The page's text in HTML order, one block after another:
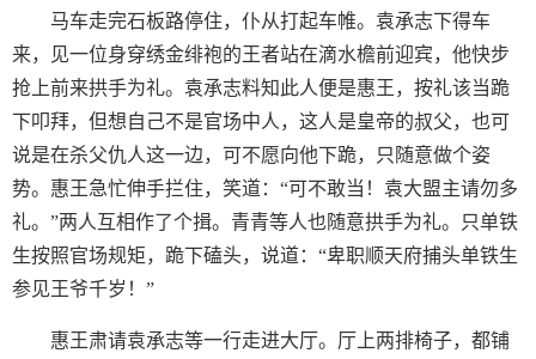
马车走完石板路停住，仆从打起车帷。袁承志下得车
来，见一位身穿绣金绯袍的王者站在滴水檐前迎宾，他快步
抢上前来拱手为礼。袁承志料知此人便是惠王，按礼该当跪
下叩拜，但想自己不是官场中人，这人是皇帝的叔父，也可
说是在杀父仇人这一边，可不愿向他下跪，只随意做个姿
势。惠王急忙伸手拦住，笑道：“可不敢当！袁大盟主请勿多
礼。”两人互相作了个揖。青青等人也随意拱手为礼。只单铁
生按照官场规矩，跪下磕头，说道：“卑职顺天府捕头单铁生
参见王爷千岁！”
惠王肃请袁承志等一行走进大厅。厅上两排椅子，都铺